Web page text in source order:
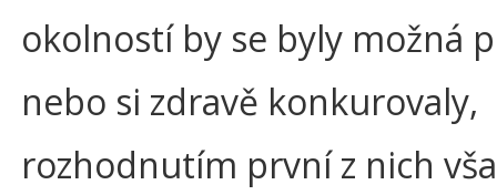
okolností by se byly možná
nebo si zdravě konkurovaly,
rozhodnutím první z nich